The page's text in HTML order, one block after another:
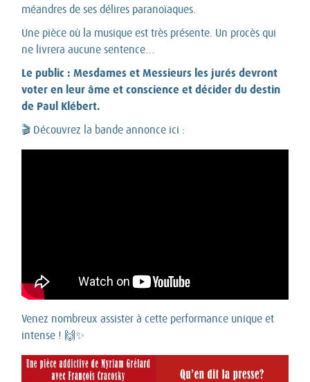
méandres de ses délires paranoïaques.
Une pièce où la musique est très présente. Un procès qui
ne livrera aucune sentence…
Le public : Mesdames et Messieurs les jurés devront
voter en leur âme et conscience et décider du destin
de Paul Klébert.
🎬 Découvrez la bande annonce ici :
Venez nombreux assister à cette performance unique et
intense ! 🙌✨